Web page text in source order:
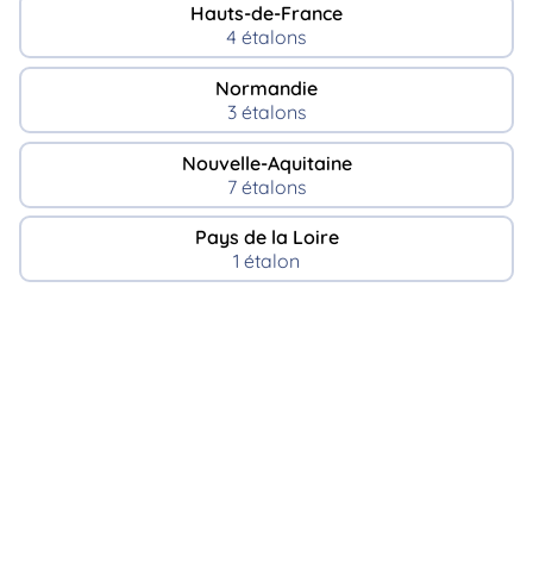
Hauts-de-France
4 étalons
Normandie
3 étalons
Nouvelle-Aquitaine
7 étalons
Pays de la Loire
1 étalon